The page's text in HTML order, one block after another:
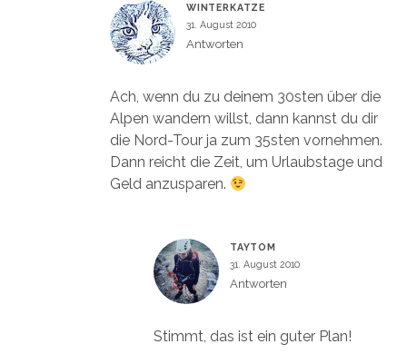
WINTERKATZE
31. August 2010
Antworten
Ach, wenn du zu deinem 30sten über die
Alpen wandern willst, dann kannst du dir
die Nord-Tour ja zum 35sten vornehmen.
Dann reicht die Zeit, um Urlaubstage und
Geld anzusparen.
TAYTOM
31. August 2010
Antworten
Stimmt, das ist ein guter Plan!